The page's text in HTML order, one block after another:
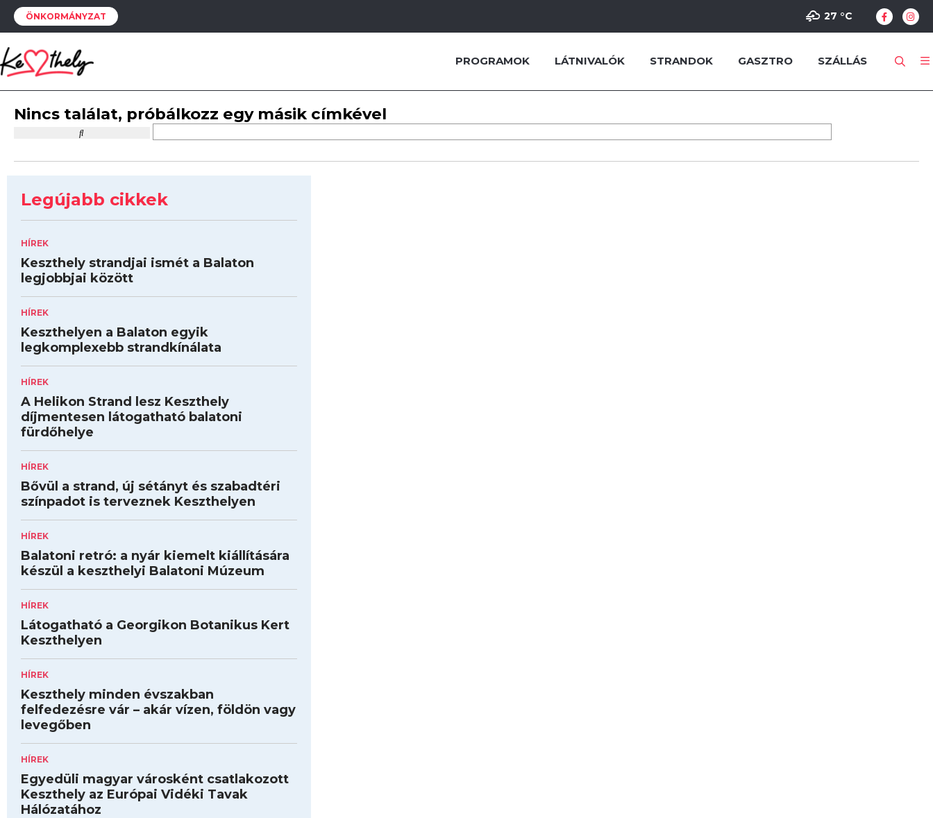
ÖNKORMÁNYZAT 27 °C
PROGRAMOK LÁTNIVALÓK STRANDOK GASZTRO SZÁLLÁS
Nincs találat, próbálkozz egy másik címkével
Legújabb cikkek
HÍREK
Keszthely strandjai ismét a Balaton
legjobbjai között
HÍREK
Keszthelyen a Balaton egyik
legkomplexebb strandkínálata
HÍREK
A Helikon Strand lesz Keszthely
díjmentesen látogatható balatoni
fürdőhelye
HÍREK
Bővül a strand, új sétányt és szabadtéri
színpadot is terveznek Keszthelyen
HÍREK
Balatoni retró: a nyár kiemelt kiállítására
készül a keszthelyi Balatoni Múzeum
HÍREK
Látogatható a Georgikon Botanikus Kert
Keszthelyen
HÍREK
Keszthely minden évszakban
felfedezésre vár – akár vízen, földön vagy
levegőben
HÍREK
Egyedüli magyar városként csatlakozott
Keszthely az Európai Vidéki Tavak
Hálózatához